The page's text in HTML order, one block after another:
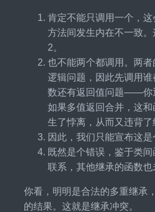
肯定不能只调用一个，
方法间发生内在不一致
2。
也不能两个都调用。两
逻辑问题，因此先调用
数还有返回值问题——你
如果多值返回合并，这
生了悖离，从而又违背了
因此，我们只能宣布这是
既然是个错误，鉴于类
联系，其他继承的函数也
你看，明明是合法的多重继承
的结果。这就是继承冲突。